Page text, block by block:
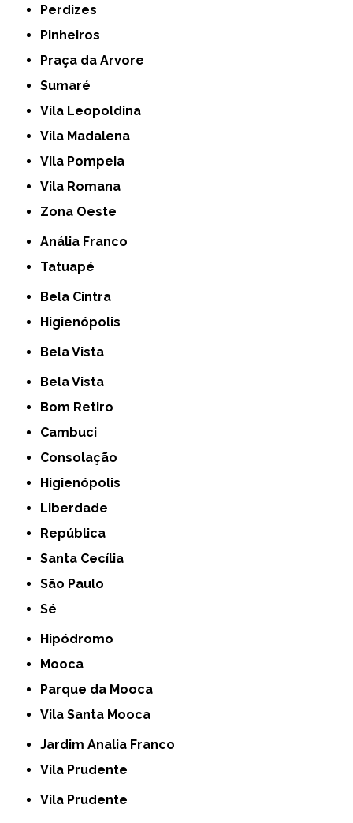
Perdizes
Pinheiros
Praça da Arvore
Sumaré
Vila Leopoldina
Vila Madalena
Vila Pompeia
Vila Romana
Zona Oeste
Anália Franco
Tatuapé
Bela Cintra
Higienópolis
Bela Vista
Bela Vista
Bom Retiro
Cambuci
Consolação
Higienópolis
Liberdade
República
Santa Cecília
São Paulo
Sé
Hipódromo
Mooca
Parque da Mooca
Vila Santa Mooca
Jardim Analia Franco
Vila Prudente
Vila Prudente